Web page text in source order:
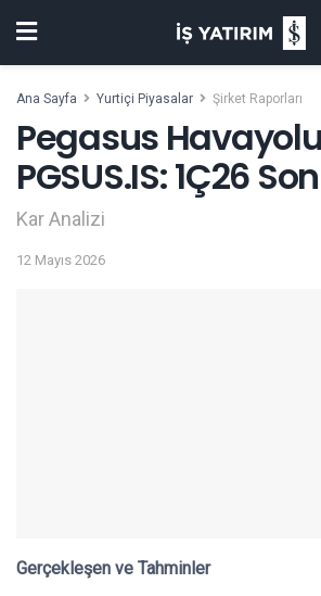
Ana Sayfa Yurtiçi Piyasalar Şirket Raporları
Pegasus
PGSUS.IS: 1Ç26
Kar Analizi
12 Mayıs 2026
Gerçekleşen ve Tahminler